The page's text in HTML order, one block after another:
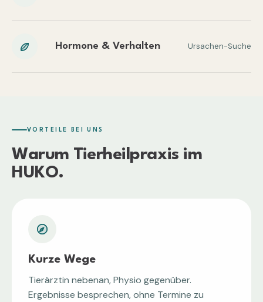
Hormone & Verhalten Ursachen-Suche
VORTEILE BEI UNS
Warum Tierheilpraxis im
HUKO.
Kurze Wege
Tierärztin nebenan, Physio gegenüber.
Ergebnisse besprechen, ohne Termine zu